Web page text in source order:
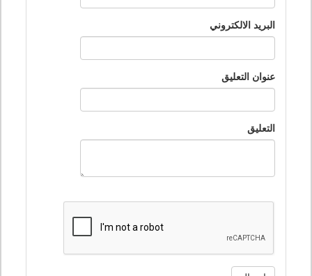
البريد الالكتروني
عنوان التعليق
التعليق